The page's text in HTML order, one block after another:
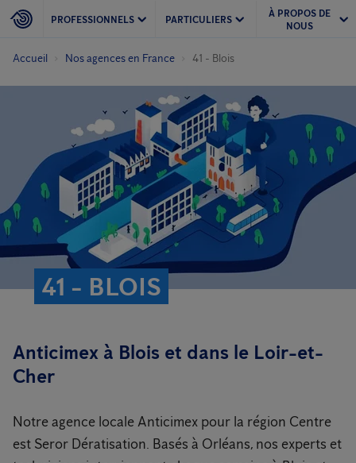
PROFESSIONNELS PARTICULIERS
À PROPOS DE
NOUS
Accueil Nos agences en France 41 - Blois
41 - BLOIS
Anticimex à Blois et dans le Loir-et-
Cher
Notre agence locale Anticimex pour la région Centre
est Seror Dératisation. Basés à Orléans, nos experts et